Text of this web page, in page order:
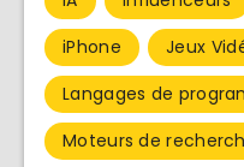
iPhone
Jeux
Langages de
Moteurs de